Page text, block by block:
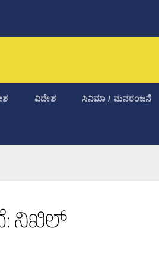
ವಿದೇಶ ಸಿನಿಮಾ / ಮನರಂಜನೆ
ನಿಖಿಲ್